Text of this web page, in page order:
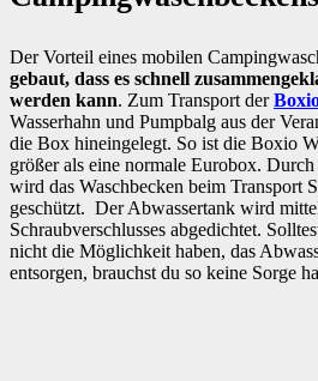
Der Vorteil eines mobilen
gebaut, dass es schnell
werden kann. Zum Transport der
Wasserhahn und Pumpbalg aus der
die Box hineingelegt. So ist die Boxio
größer als eine normale Eurobox.
wird das Waschbecken beim Transport
geschützt. Der Abwassertank wird
Schraubverschlusses abgedichtet.
nicht die Möglichkeit haben, das
entsorgen, brauchst du so keine Sorge